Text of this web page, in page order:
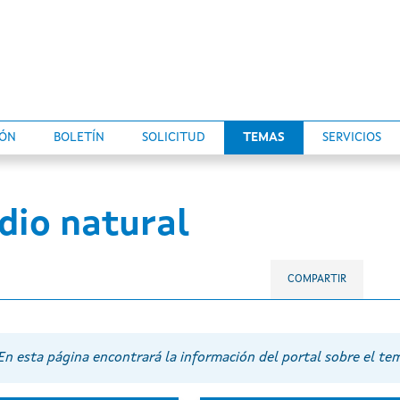
BOLETÍN SOLICITUD TEMAS SERVICIOS
natural
COMPARTIR
esta página encontrará la información del portal sobre el